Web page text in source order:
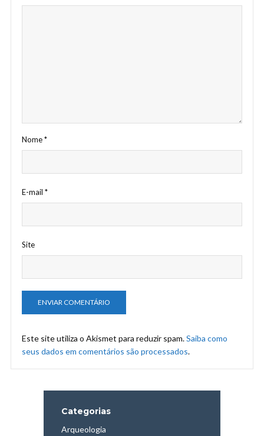
Nome*
E-mail *
Site
Este site utiliza o Akismet para reduzir spam.Saiba como
seus dados em comentários são processados.
Categorias
Arqueologia